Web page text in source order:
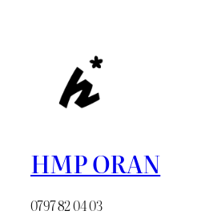
HMP ORAN
0797 82 04 03